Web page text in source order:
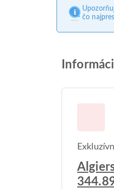
čo